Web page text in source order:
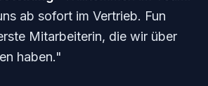
ab sofort im Vertrieb. Fun
Mitarbeiterin, die wir über
haben."